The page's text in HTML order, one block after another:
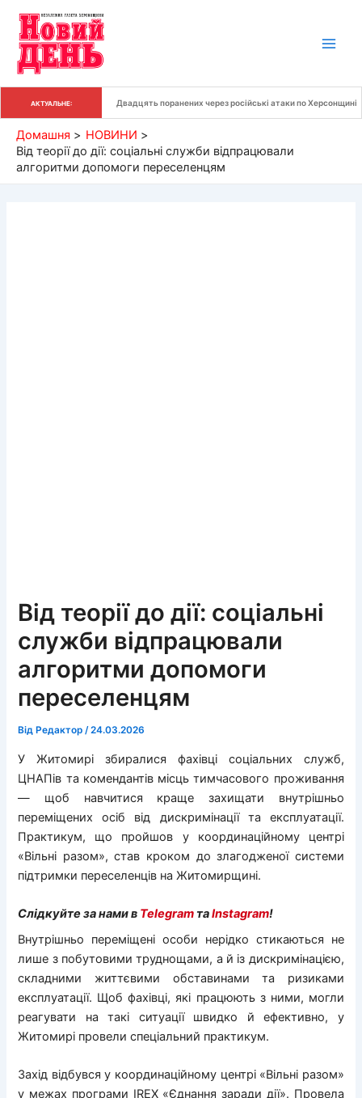
вмісту
АКТУАЛЬНЕ: Двадцять поранених через російські атаки по Херсонщині
Домашня
НОВИНИ
Від теорії до дії: соціальні служби відпрацювали
алгоритми допомоги переселенцям
Від теорії до дії: соціальні
служби відпрацювали
алгоритми допомоги
переселенцям
Від Редактор/24.03.2026
У Житомирі збиралися фахівці соціальних служб,
ЦНАПів та комендантів місць тимчасового проживання
— щоб навчитися краще захищати внутрішньо
переміщених осіб від дискримінації та експлуатації.
Практикум, що пройшов у координаційному центрі
«Вільні разом», став кроком до злагодженої системи
підтримки переселенців на Житомирщині.
Слідкуйте за нами в Telegram таInstagram!
Внутрішньо переміщені особи нерідко стикаються не
лише з побутовими труднощами, а й із дискримінацією,
складними життєвими обставинами та ризиками
експлуатації. Щоб фахівці, які працюють з ними, могли
реагувати на такі ситуації швидко й ефективно, у
Житомирі провели спеціальний практикум.
Захід відбувся у координаційному центрі «Вільні разом»
у межах програми IREX «Єднання заради дії». Провела